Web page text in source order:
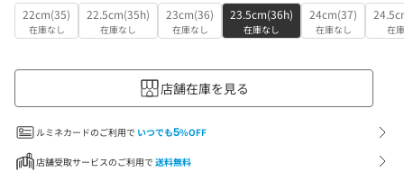
22cm(35)
在庫なし
22.5cm(35h)
在庫なし
23cm(36)
在庫なし
23.5cm(36h)
在庫なし
24cm(37)
在庫なし 在
店舗在庫を見る
ルミネカードのご利用で いつでも5%OFF
店舗受取サービスのご利用で 送料無料